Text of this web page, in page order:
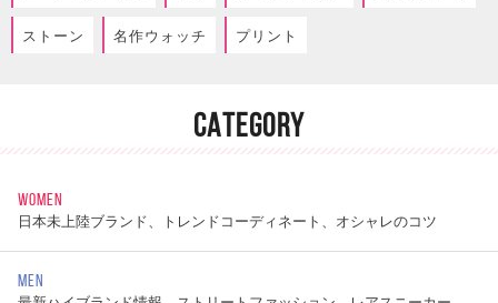
ストーン 名作ウォッチ プリント
CATEGORY
WOMEN
日本未上陸ブランド、トレンドコーディネート、オシャレのコツ
MEN